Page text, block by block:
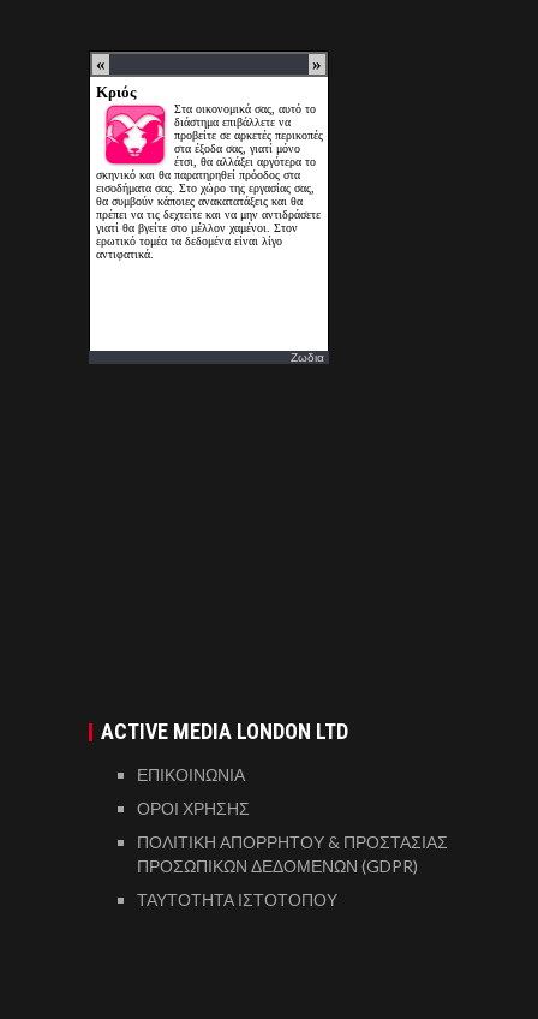
Ζωδια
ACTIVE MEDIA LONDON LTD
ΕΠΙΚΟΙΝΩΝΙΑ
ΟΡΟΙ ΧΡΗΣΗΣ
ΠΟΛΙΤΙΚΗ ΑΠΟΡΡΗΤΟΥ & ΠΡΟΣΤΑΣΙΑΣ
ΠΡΟΣΩΠΙΚΩΝ ΔΕΔΟΜΕΝΩΝ (GDPR)
ΤΑΥΤΟΤΗΤΑ ΙΣΤΟΤΟΠΟΥ